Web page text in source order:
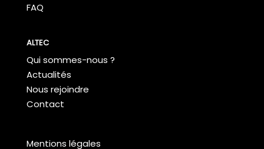
FAQ
ALTEC
Qui sommes-nous ?
Actualités
Nous rejoindre
Contact
Mentions légales